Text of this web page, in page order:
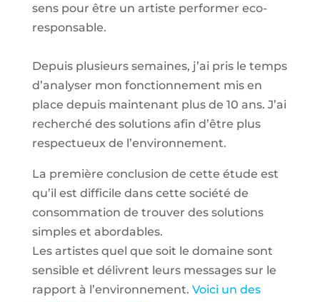
sens pour être un artiste performer eco-
responsable.
Depuis plusieurs semaines, j’ai pris le temps
d’analyser mon fonctionnement mis en
place depuis maintenant plus de 10 ans. J’ai
recherché des solutions afin d’être plus
respectueux de l’environnement.
La première conclusion de cette étude est
qu’il est difficile dans cette société de
consommation de trouver des solutions
simples et abordables.
Les artistes quel que soit le domaine sont
sensible et délivrent leurs messages sur le
rapport à l’environnement. Voici un des